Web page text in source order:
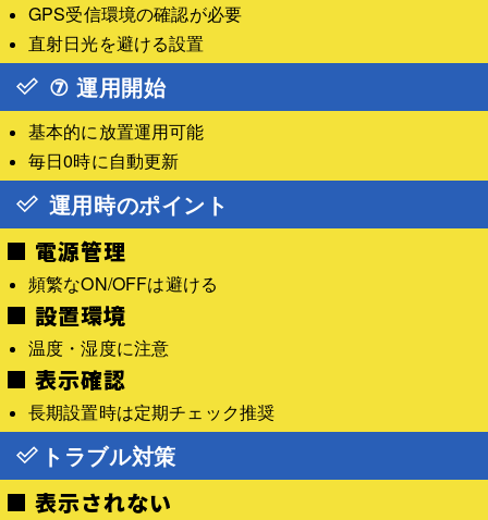
GPS受信環境の確認が必要
直射日光を避ける設置
⑦ 運用開始
基本的に放置運用可能
毎日0時に自動更新
運用時のポイント
■ 電源管理
頻繁なON/OFFは避ける
■ 設置環境
温度・湿度に注意
■ 表示確認
長期設置時は定期チェック推奨
トラブル対策
■ 表示されない